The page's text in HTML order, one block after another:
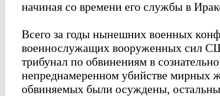
начиная со времени его службы в
Всего за годы нынешних военных
военнослужащих вооруженных сил
трибунал по обвинениям в
непреднамеренном убийстве мирных
обвиняемых были осуждены,